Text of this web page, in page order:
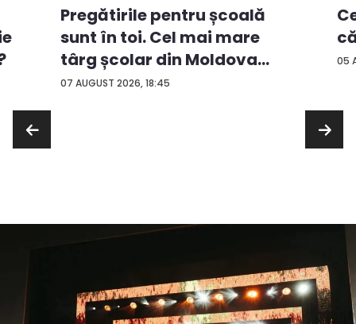
07 AUGUST 2026, 18:45
Pregătirile pentru școală
sunt în toi. Cel mai mare
târg școlar din Moldova
con...
05